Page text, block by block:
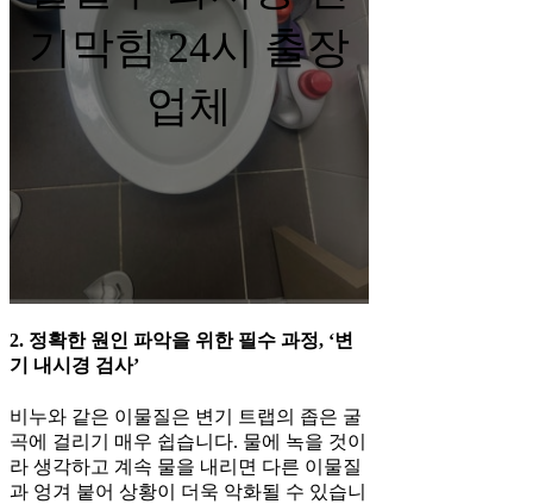
기막힘 24시 출장
업체
2. 정확한 원인 파악을 위한 필수 과정, ‘변
기 내시경 검사’
비누와 같은 이물질은 변기 트랩의 좁은 굴
곡에 걸리기 매우 쉽습니다. 물에 녹을 것이
라 생각하고 계속 물을 내리면 다른 이물질
과 엉겨 붙어 상황이 더욱 악화될 수 있습니